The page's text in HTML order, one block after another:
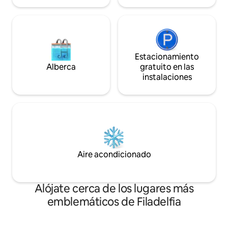
Alberca
Estacionamiento
gratuito en las
instalaciones
Aire acondicionado
Alójate cerca de los lugares más
emblemáticos de Filadelfia